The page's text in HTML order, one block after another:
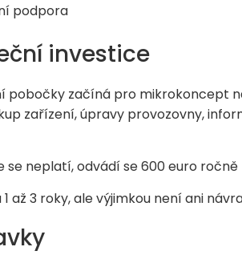
podpora
investice
pobočky začíná pro mikrokoncept
zařízení, úpravy provozovny,
se neplatí, odvádí se 600 euro
až 3 roky, ale výjimkou není ani